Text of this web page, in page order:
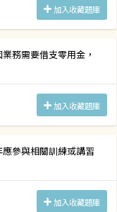
加入收藏題庫
務需要借支零用金，
加入收藏題庫
參與相關訓練或講習
加入收藏題庫